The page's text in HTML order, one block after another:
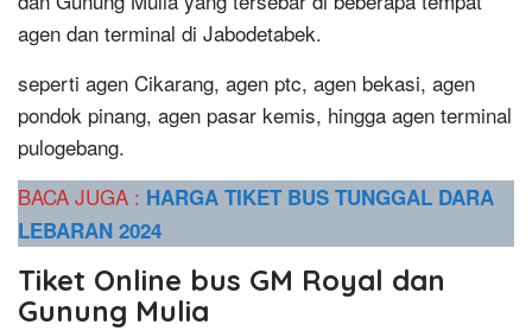
agen dan terminal di Jabodetabek.
seperti agen Cikarang, agen ptc, agen bekasi, agen
pondok pinang, agen pasar kemis, hingga agen terminal
pulogebang.
BACA JUGA : HARGA TIKET BUS TUNGGAL DARA
LEBARAN 2024
Tiket Online bus GM Royal dan
Gunung Mulia